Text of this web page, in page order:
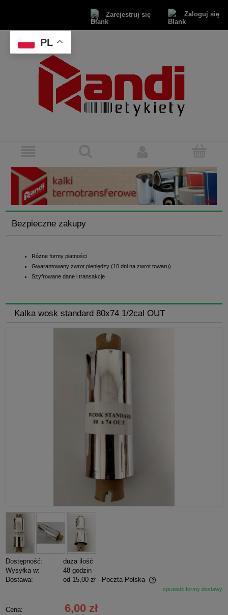
Zarejestruj się Zaloguj się
Bezpieczne zakupy
Różne formy płatności
Gwarantowany zwrot pieniędzy (10 dni na zwrot towaru)
Szyfrowane dane i transakcje
Kalka wosk standard 80x74 1/2cal OUT
Dostępność:
duża ilość
Wysyłka w:
48 godzin
Dostawa:
od 15,00 zł - Poczta Polska
Cena nie zawiera ewentualnych kosztów płatnościsprawdź formy dostawy
Cena: 6,00 zł
PL